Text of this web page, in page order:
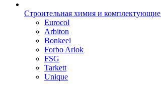
Строительная химия и комплектующие
Eurocol
Arbiton
Bonkeel
Forbo Arlok
FSG
Tarkett
Unique